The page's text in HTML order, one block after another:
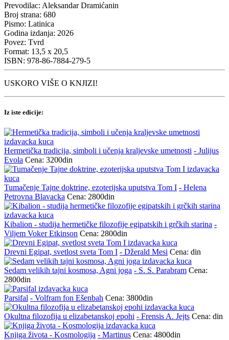
Prevodilac: Aleksandar Dramićanin
Broj strana: 680
Pismo: Latinica
Godina izdanja: 2026
Povez: Tvrd
Format: 13,5 x 20,5
ISBN: 978-86-7884-279-5
USKORO VIŠE O KNJIZI!
Iz iste edicije:
Hermetička tradicija, simboli i učenja kraljevske umetnosti - Julijus
Evola Cena: 3200din
Tumačenje Tajne doktrine, ezoterijska uputstva Tom I - Helena
Petrovna Blavacka Cena: 2800din
Kibalion - studija hermetičke filozofije egipatskih i grčkih starina -
Viljem Voker Etkinson Cena: 2800din
Drevni Egipat, svetlost sveta Tom I - Džerald Mesi Cena: din
Sedam velikih tajni kosmosa, Agni joga - S. S. Parabram Cena:
2800din
Parsifal - Volfram fon Ešenbah Cena: 3800din
Okultna filozofija u elizabetanskoj epohi - Frensis A. Jejts Cena: din
Knjiga života - Kosmologija - Martinus Cena: 4800din